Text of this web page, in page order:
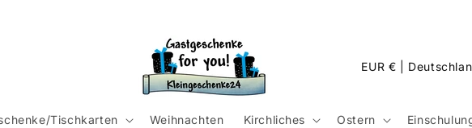
Tischkarten Weihnachten Kirchliches Ostern
n
EUR € |